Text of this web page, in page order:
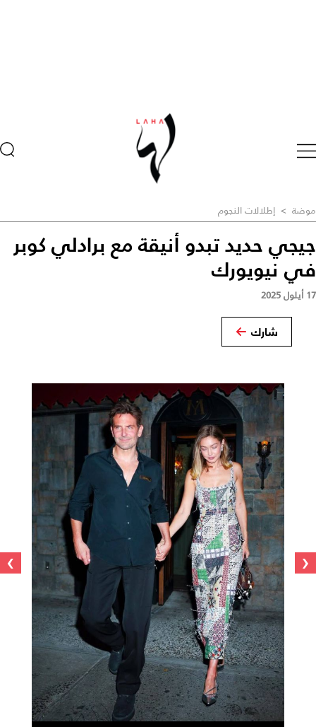
موضة > إطلالات النجوم
جيجي حديد تبدو أنيقة مع برادلي كوبر
في نيويورك
17 أيلول 2025
شارك
‹
›